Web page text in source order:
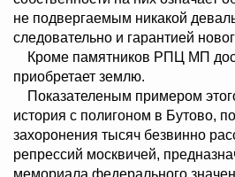
не подвергаемым никакой
следовательно и гарантией
Кроме памятников РПЦ МП
приобретает землю.
Показателеным примером
история с полигоном в Бутово,
захоронения тысяч безвинно
репрессий москвичей,